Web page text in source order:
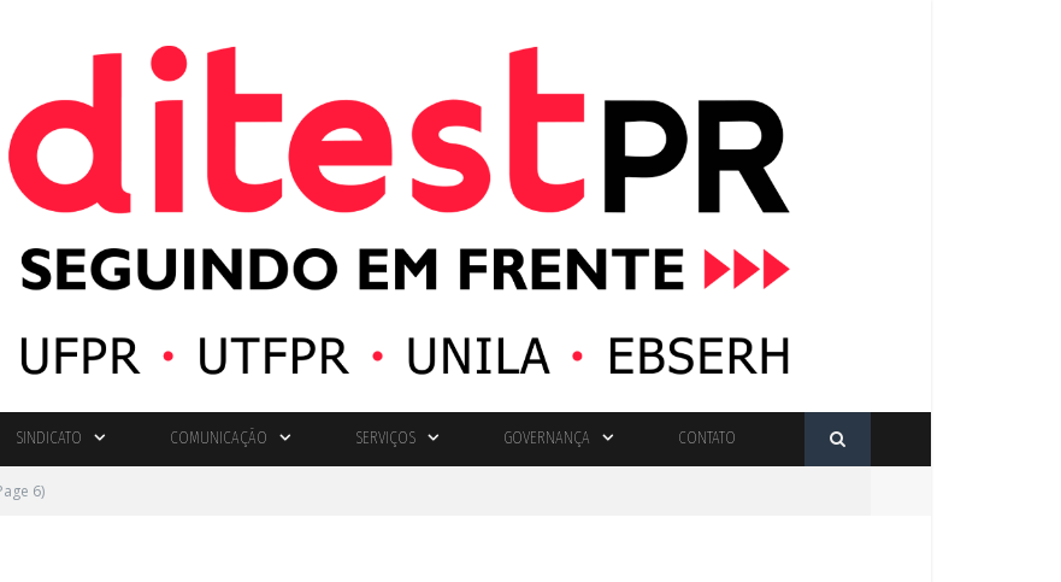
SINDICATO COMUNICAÇÃO SERVIÇOS GOVERNANÇA CONTATO
6)